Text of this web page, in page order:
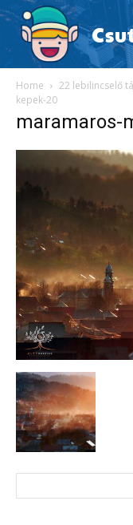
Home 22 lebilincselő
kepek-20
maramaros-